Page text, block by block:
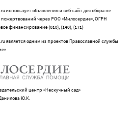
использует объявления и веб-сайт для сбора не
пожертвований через РОО «Милосердие», ОГРН
финансирование (010), (140), (171)
является одним из проектов Православной службы
центр «Нескучный сад»
Ю.К.